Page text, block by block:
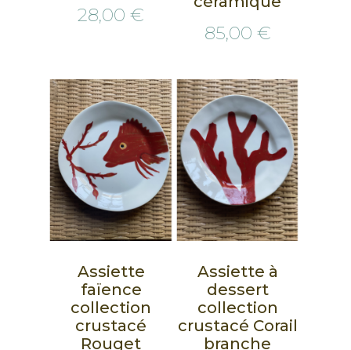
28,00 €
85,00 €
Assiette
faïence
collection
crustacé
Rouget
Assiette à
dessert
collection
crustacé Corail
branche